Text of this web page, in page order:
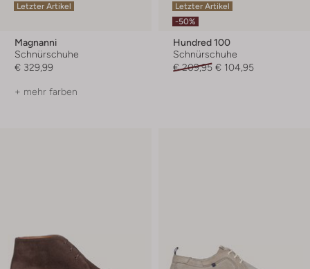
Letzter Artikel
Magnanni
Schnürschuhe
€ 329,99
+ mehr farben
Letzter Artikel
-50%
Hundred 100
Schnürschuhe
€ 209,95 € 104,95